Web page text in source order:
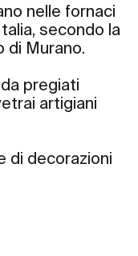
nelle fornaci
secondo la
di Murano.
pregiati
artigiani
di decorazioni